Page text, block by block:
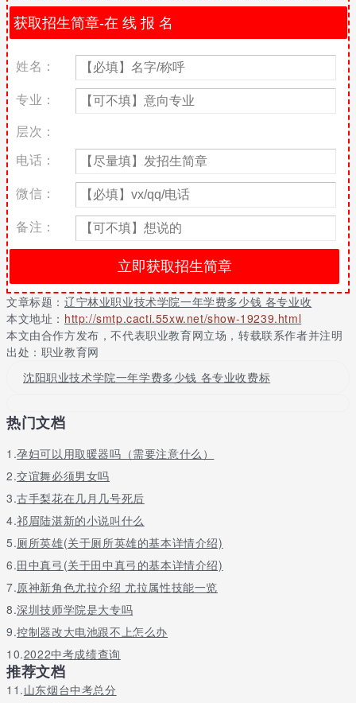
序
号
专业代
码
专业名称
制
生）
510201 林业技术
文理兼
510213 林业信息技术与管理
520301
招
工程测量技术（工程测量与
监理）
招
摄影测量与遥感技术 3 4500
6 510203 森林资源保护 3 4500
7 520808 环境评价与咨询服务 3
招
4500
8 520809 污染修复与生态工程技术 3
文理兼
招
5000
9 510202 园林技术
招
文理兼
11 540106
12 670405 高尔夫球运动与管理
13 540105 风景园林设计
14 580105 家具设计与制造 3
15 560103 数控技术
16 540104 建筑室内设计
17 640301 会展策划与管理
18 540301 建筑工程技术
姓名：
专业：
层次：
电话：
微信：
备注：
文章标题： 辽宁林业职业技术学院一年学费多少钱 各专业收
本文地址： http://smtp.cacti.55xw.net/show-19239.html
本文由合作方发布，不代表职业教育网立场，转载联系作者并注明
出处：职业教育网
沈阳职业技术学院一年学费多少钱 各专业收费标
热门文档
1.孕妇可以用取暖器吗（需要注意什么）
2.交谊舞必须男女吗
3.古手梨花在几月几号死后
4.祁眉陆湛新的小说叫什么
5.厕所英雄(关于厕所英雄的基本详情介绍)
6.田中真弓(关于田中真弓的基本详情介绍)
7.原神新角色尤拉介绍 尤拉属性技能一览
8.深圳技师学院是大专吗
9.控制器改大电池跟不上怎么办
10.2022中考成绩查询
推荐文档
11.山东烟台中考总分